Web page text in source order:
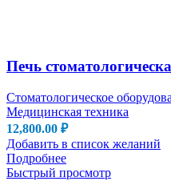
Печь
Стоматологическое
Медицинская техника
12,800.00 ₽
Добавить в список желаний
Подробнее
Быстрый просмотр